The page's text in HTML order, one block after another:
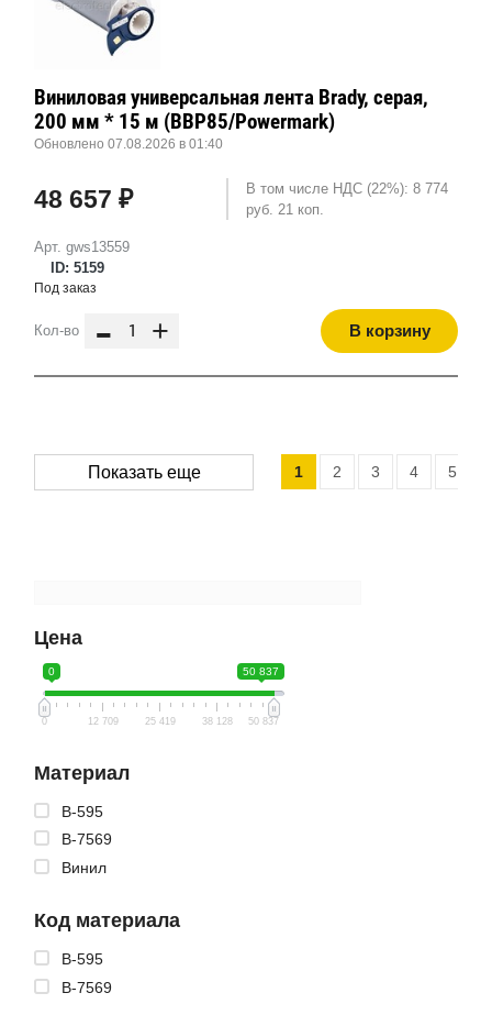
Цена
0 50 837
0 12 709 25 419 38 128 50 837
Материал
B-595
B-7569
Винил
Код материала
B-595
B-7569
Арт. gws13559
ID: 5159
Виниловая универсальная лента Brady, серая,
200 мм * 15 м (BBP85/Powermark)
Обновлено 07.08.2026 в 01:40
48 657 ₽
В том числе НДС (22%): 8 774
руб. 21 коп.
Под заказ
Кол-во - + В корзину
Показать еще 1 2 3 4 5